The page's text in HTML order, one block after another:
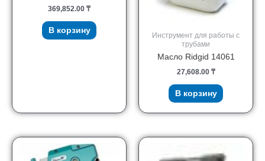
369,852.00 ₸
В корзину
Инструмент для работы с
трубами
Масло Ridgid 14061
27,608.00 ₸
В корзину